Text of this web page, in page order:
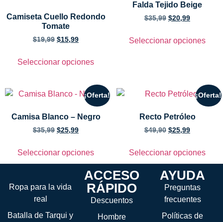
Camiseta Cuello Redondo
Tomate
$19,99 $15,99
Seleccionar opciones
Falda Tejido Beige
$35,99 $20,99
Seleccionar opciones
¡Oferta!
Camisa Blanco – Negro
$35,99 $25,99
Seleccionar opciones
¡Oferta!
Recto Petróleo
$49,90 $25,99
Seleccionar opciones
Ropa para la vida
real
Batalla de Tarqui y
ACCESO
RÁPIDO
Descuentos
Hombre
AYUDA
Preguntas
frecuentes
Políticas de